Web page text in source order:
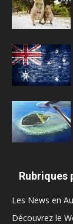
Rubriques
Les News en
Découvrez le